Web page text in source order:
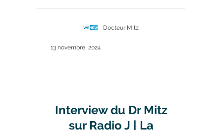
Docteur Mitz
13 novembre, 2024
Interview du Dr Mitz
sur Radio J | La